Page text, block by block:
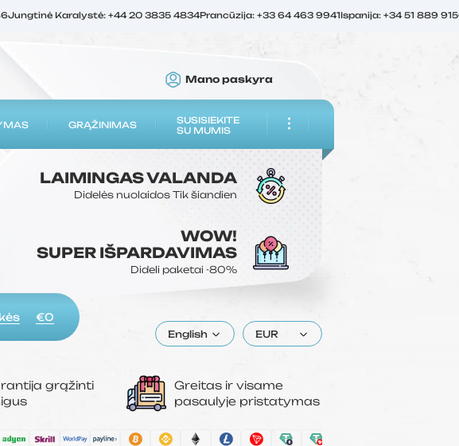
Jungtinė Karalystė: +44 20 3835 4834Prancūzija: +33 64 463 9941Ispanija: +34 51 889
Mano paskyra
GRĄŽINIMAS
SUSISIEKITE
SU MUMIS
LAIMINGASVALANDA
Didelės nuolaidos Tik šiandien
WOW!
SUPER IŠPARDAVIMAS
Dideli paketai -80%
€0
English EUR
grąžinti
Greitas ir visame
pasaulyje pristatymas